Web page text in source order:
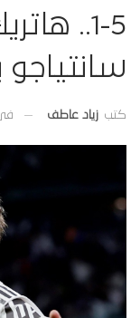
5-1..
سانتياجو
كتب زياد عاطف